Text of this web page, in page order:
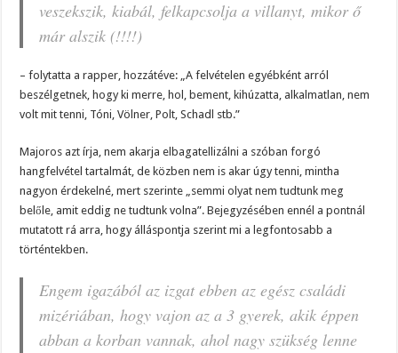
veszekszik, kiabál, felkapcsolja a villanyt, mikor ő
már alszik (!!!!)
– folytatta a rapper, hozzátéve: „A felvételen egyébként arról
beszélgetnek, hogy ki merre, hol, bement, kihúzatta, alkalmatlan, nem
volt mit tenni, Tóni, Völner, Polt, Schadl stb.”
Majoros azt írja, nem akarja elbagatellizálni a szóban forgó
hangfelvétel tartalmát, de közben nem is akar úgy tenni, mintha
nagyon érdekelné, mert szerinte „semmi olyat nem tudtunk meg
belőle, amit eddig ne tudtunk volna”. Bejegyzésében ennél a pontnál
mutatott rá arra, hogy álláspontja szerint mi a legfontosabb a
történtekben.
Engem igazából az izgat ebben az egész családi
mizériában, hogy vajon az a 3 gyerek, akik éppen
abban a korban vannak, ahol nagy szükség lenne